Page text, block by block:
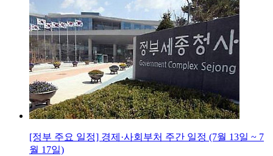
[정부 주요 일정] 경제·사회부처 주간 일정 (7월 13일 ~ 7
월 17일)